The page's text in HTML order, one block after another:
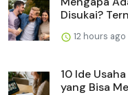
Disukai?
12 hours ago
10 Ide
yang Bisa